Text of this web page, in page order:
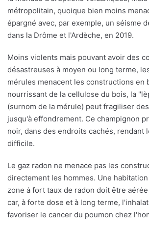
métropolitain, quoique bien moins
épargné avec, par exemple, un séisme
dans la Drôme et l'Ardèche, en 2019.
Moins violents mais pouvant avoir des
désastreuses à moyen ou long terme,
mérules menacent les constructions en
nourrissant de la cellulose du bois, la
(surnom de la mérule) peut fragiliser
jusqu'à effondrement. Ce champignon
noir, dans des endroits cachés, rendant
difficile.
Le gaz radon ne menace pas les
directement les hommes. Une
zone à fort taux de radon doit être
car, à forte dose et à long terme,
favoriser le cancer du poumon chez